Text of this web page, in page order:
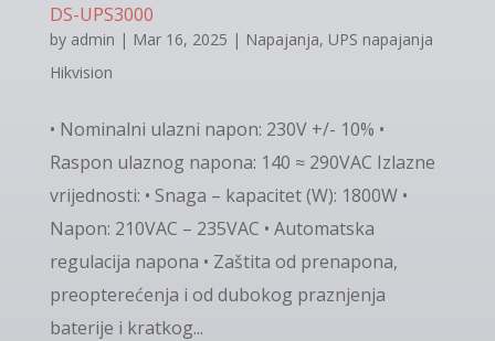
DS-UPS3000
by admin | Mar 16, 2025 | Napajanja, UPS napajanja
Hikvision
• Nominalni ulazni napon: 230V +/- 10% •
Raspon ulaznog napona: 140 ≈ 290VAC Izlazne
vrijednosti: • Snaga – kapacitet (W): 1800W •
Napon: 210VAC – 235VAC • Automatska
regulacija napona • Zaštita od prenapona,
preopterećenja i od dubokog praznjenja
baterije i kratkog...